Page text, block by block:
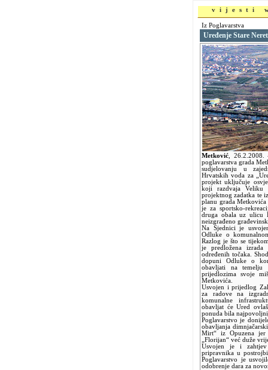
vijesti
Iz Poglavarstva
Uređenje Stare
Metković 26.2.2008.
poglavarstva grada
sudjelovanju u
Hrvatskih voda za
projekt uključuje
koji razdvaja Veliku
projektnog zadatka te
planu grada
je za sportsko-
druga obala uz ulicu
neizgrađeno
Na Sjednici je
Odluke o
Razlog je što se
je predložena izrada
određenih točaka.
dopuni Odluke o
obavljati na temelju
prijedlozima svoje
Metkovića.
Usvojen i prijedlog
za radove na
komunalne
obavljat će Ured
ponuda bila
Poglavarstvo je
obavljanja
Mirt“ iz Opuzena jer
„Florijan“ već duže
Usvojen je i
pripravnika u
Poglavarstvo je
odobrenje dara za